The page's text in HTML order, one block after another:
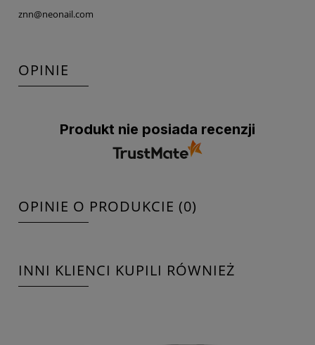
znn@neonail.com
OPINIE
Produkt nie posiada recenzji
OPINIE O PRODUKCIE (0)
INNI KLIENCI KUPILI RÓWNIEŻ